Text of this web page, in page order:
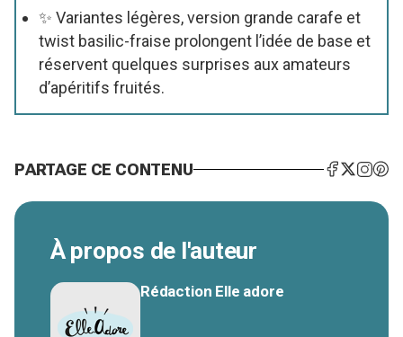
✨ Variantes légères, version grande carafe et
twist basilic-fraise prolongent l’idée de base et
réservent quelques surprises aux amateurs
d’apéritifs fruités.
PARTAGE CE CONTENU
À propos de l'auteur
Rédaction Elle adore